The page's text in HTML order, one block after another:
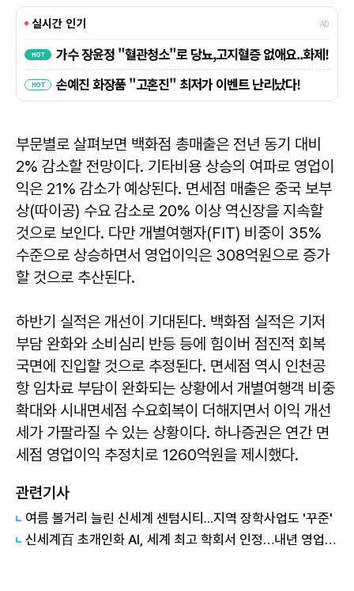
부문별로 살펴보면 백화점 총매출은 전년 동기 대비
2% 감소할 전망이다. 기타비용 상승의 여파로 영업이
익은 21% 감소가 예상된다. 면세점 매출은 중국 보부
상(따이공) 수요 감소로 20% 이상 역신장을 지속할
것으로 보인다. 다만 개별여행자(FIT) 비중이 35%
수준으로 상승하면서 영업이익은 308억원으로 증가
할 것으로 추산된다.
하반기 실적은 개선이 기대된다. 백화점 실적은 기저
부담 완화와 소비심리 반등 등에 힘이버 점진적 회복
국면에 진입할 것으로 추정된다. 면세점 역시 인천공
항 임차료 부담이 완화되는 상황에서 개별여행객 비중
확대와 시내면세점 수요회복이 더해지면서 이익 개선
세가 가팔라질 수 있는 상황이다. 하나증권은 연간 면
세점 영업이익 추정치로 1260억원을 제시했다.
관련기사
여름 볼거리 늘린 신세계 센텀시티...지역 장학사업도 '꾸준'
신세계百 초개인화 AI, 세계 최고 학회서 인정…내년 영업현장 투입